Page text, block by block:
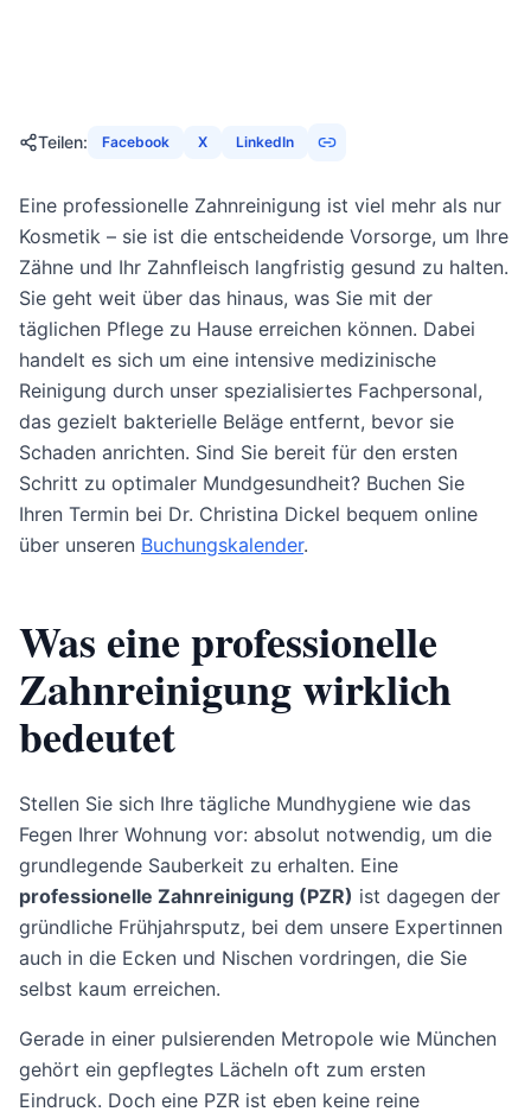
Teilen: Facebook X LinkedIn
Eine professionelle Zahnreinigung ist viel mehr als nur
Kosmetik – sie ist die entscheidende Vorsorge, um Ihre
Zähne und Ihr Zahnfleisch langfristig gesund zu halten.
Sie geht weit über das hinaus, was Sie mit der
täglichen Pflege zu Hause erreichen können. Dabei
handelt es sich um eine intensive medizinische
Reinigung durch unser spezialisiertes Fachpersonal,
das gezielt bakterielle Beläge entfernt, bevor sie
Schaden anrichten. Sind Sie bereit für den ersten
Schritt zu optimaler Mundgesundheit? Buchen Sie
Ihren Termin bei Dr. Christina Dickel bequem online
über unseren Buchungskalender.
Was eine professionelle
Zahnreinigung wirklich
bedeutet
Stellen Sie sich Ihre tägliche Mundhygiene wie das
Fegen Ihrer Wohnung vor: absolut notwendig, um die
grundlegende Sauberkeit zu erhalten. Eine
professionelle Zahnreinigung (PZR) ist dagegen der
gründliche Frühjahrsputz, bei dem unsere Expertinnen
auch in die Ecken und Nischen vordringen, die Sie
selbst kaum erreichen.
Gerade in einer pulsierenden Metropole wie München
gehört ein gepflegtes Lächeln oft zum ersten
Eindruck. Doch eine PZR ist eben keine reine